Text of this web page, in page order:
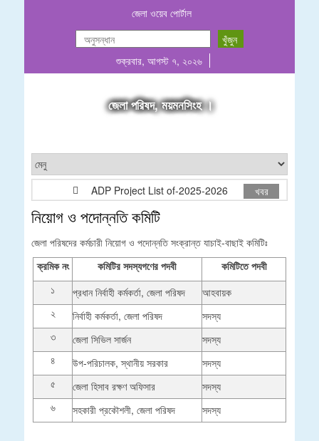
জেলা ওয়েব পোর্টাল
শুক্রবার, আগস্ট ৭, ২০২৬
জেলা পরিষদ, ময়মনসিংহ ।
ADP Project List of-2025-2026 গাছ বিক্রয়ের
খবর
নিয়োগ ও পদোন্নতি কমিটি
জেলা পরিষদের কর্মচারী নিয়োগ ও পদোন্নতি সংক্রান্ত যাচাই-বাছাই কমিটিঃ
ক্রমিক নং
কমিটির সদস্যগণের পদবী
কমিটিতে পদবী
১
প্রধান নির্বাহী কর্মকর্তা, জেলা পরিষদ
আহবায়ক
২
নির্বাহী কর্মকর্তা, জেলা পরিষদ
সদস্য
৩
জেলা সিভিল সার্জন
সদস্য
৪
উপ-পরিচালক, স্থানীয় সরকার
সদস্য
৫
জেলা হিসাব রক্ষণ অফিসার
সদস্য
৬
সহকারী প্রকৌশলী, জেলা পরিষদ সদস্য